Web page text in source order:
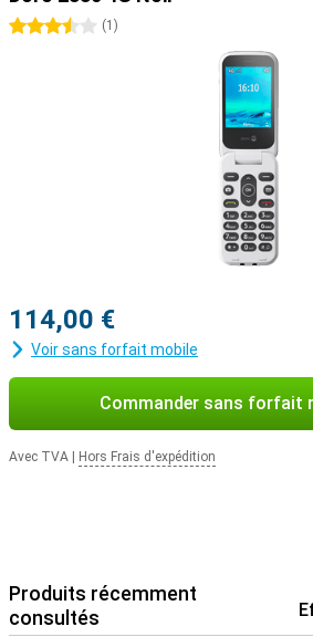
3.5 étoiles
(1 )
114,00 €
Voir sans forfait mobile
Commander sans forfait
Avec TVA Hors Frais d'expédition
Produits récemment
consultés